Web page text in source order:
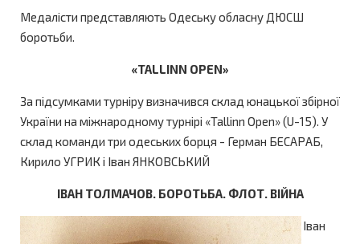
Медалісти представляють Одеську обласну ДЮСШ
боротьби.
«TALLINN OPEN»
За підсумками турніру визначився склад юнацької збірної
України на міжнародному турнірі «Tallinn Open» (U-15). У
склад команди три одеських борця - Герман БЕСАРАБ,
Кирило УГРИК і Іван ЯНКОВСЬКИЙ
ІВАН ТОЛМАЧОВ. БОРОТЬБА. ФЛОТ. ВІЙНА
Іван